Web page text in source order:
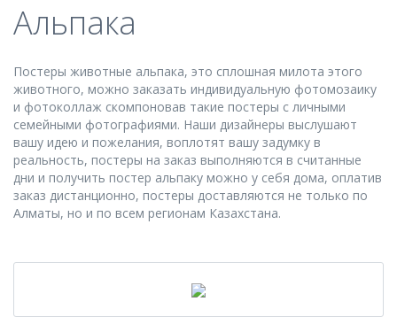
Альпака
Постеры животные альпака, это сплошная милота этого
животного, можно заказать индивидуальную фотомозаику
и фотоколлаж скомпоновав такие постеры с личными
семейными фотографиями. Наши дизайнеры выслушают
вашу идею и пожелания, воплотят вашу задумку в
реальность, постеры на заказ выполняются в считанные
дни и получить постер альпаку можно у себя дома, оплатив
заказ дистанционно, постеры доставляются не только по
Алматы, но и по всем регионам Казахстана.